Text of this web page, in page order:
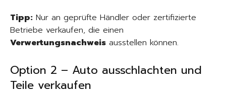
Tipp: Nur an geprüfte Händler oder zertifizierte
Betriebe verkaufen, die einen
Verwertungsnachweis ausstellen können.
Option 2 – Auto ausschlachten und
Teile verkaufen